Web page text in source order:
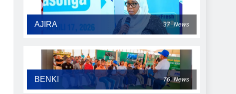
AJIRA 37 News
BENKI 76 News